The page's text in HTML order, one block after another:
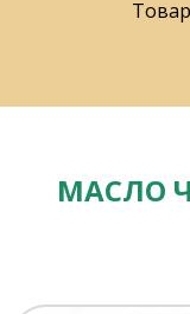
МАСЛО